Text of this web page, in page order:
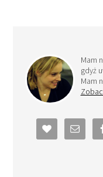
Mam
gdyż
Mam